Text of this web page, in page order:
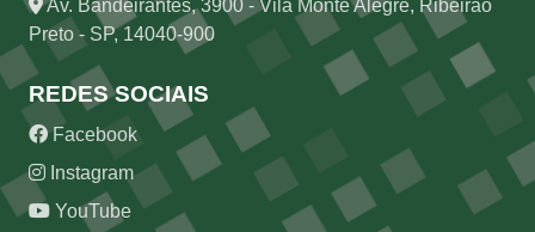
Av. Bandeirantes, 3900 - Vila Monte Alegre, Ribeirão
Preto - SP, 14040-900
REDES SOCIAIS
Facebook
Instagram
YouTube